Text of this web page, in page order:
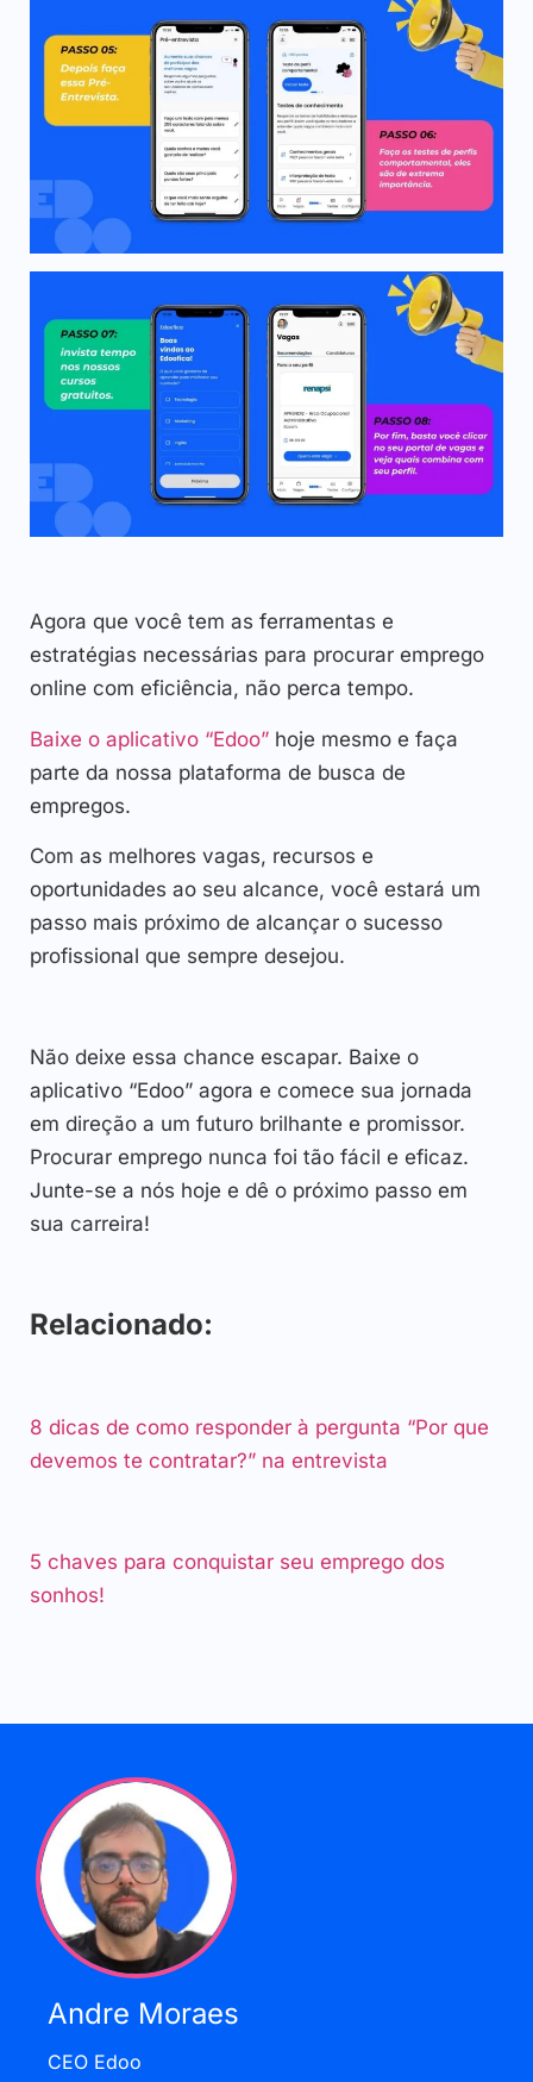
Agora que você tem as ferramentas e
estratégias necessárias para procurar emprego
online com eficiência, não perca tempo.
Baixe o aplicativo “Edoo” hoje mesmo e faça
parte da nossa plataforma de busca de
empregos.
Com as melhores vagas, recursos e
oportunidades ao seu alcance, você estará um
passo mais próximo de alcançar o sucesso
profissional que sempre desejou.
Não deixe essa chance escapar. Baixe o
aplicativo “Edoo” agora e comece sua jornada
em direção a um futuro brilhante e promissor.
Procurar emprego nunca foi tão fácil e eficaz.
Junte-se a nós hoje e dê o próximo passo em
sua carreira!
Relacionado:
8 dicas de como responder à pergunta “Por que
devemos te contratar?” na entrevista
5 chaves para conquistar seu emprego dos
sonhos!
Andre Moraes
CEO Edoo